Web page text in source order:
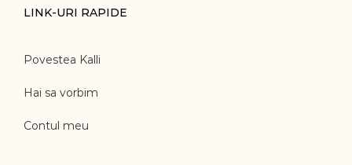
LINK-URI RAPIDE
Povestea Kalli
Hai sa vorbim
Contul meu